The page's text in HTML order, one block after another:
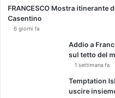
FRANCESCO Mostra itinerante
Casentino
6 giorni fa
Addio a
sul tetto del
1 settimana fa
Temptation
uscire